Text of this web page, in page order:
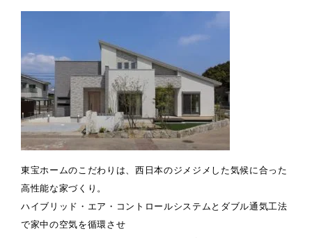
東宝ホームのこだわりは、西日本のジメジメした気候に合った
高性能な家づくり。
ハイブリッド・エア・コントロールシステムとダブル通気工法
で家中の空気を循環させ